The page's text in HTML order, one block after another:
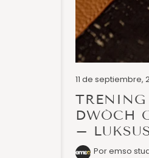
11 de septiembre,
TRENING
DWÓCH
–
Por emso